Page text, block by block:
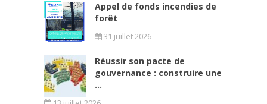
Appel de fonds incendies de
forêt
31 juillet 2026
Réussir son pacte de
gouvernance : construire une
...